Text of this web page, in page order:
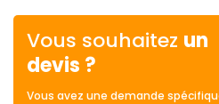
Vous souhaitez un
devis ?
Vous avez une demande